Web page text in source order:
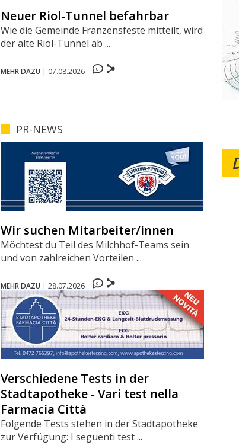
Neuer Riol-Tunnel befahrbar
Wie die Gemeinde Franzensfeste mitteilt, wird
der alte Riol-Tunnel ab ...
MEHR DAZU | 07.08.2026 0
PR-NEWS
Wir suchen Mitarbeiter/innen
Möchtest du Teil des Milchhof-Teams sein
und von zahlreichen Vorteilen ...
MEHR DAZU | 28.07.2026 0
Verschiedene Tests in der
Stadtapotheke - Vari test nella
Farmacia Città
Folgende Tests stehen in der Stadtapotheke
zur Verfügung: I seguenti test ...